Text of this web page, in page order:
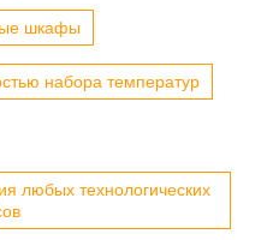
шкафы
набора температур
любых технологических